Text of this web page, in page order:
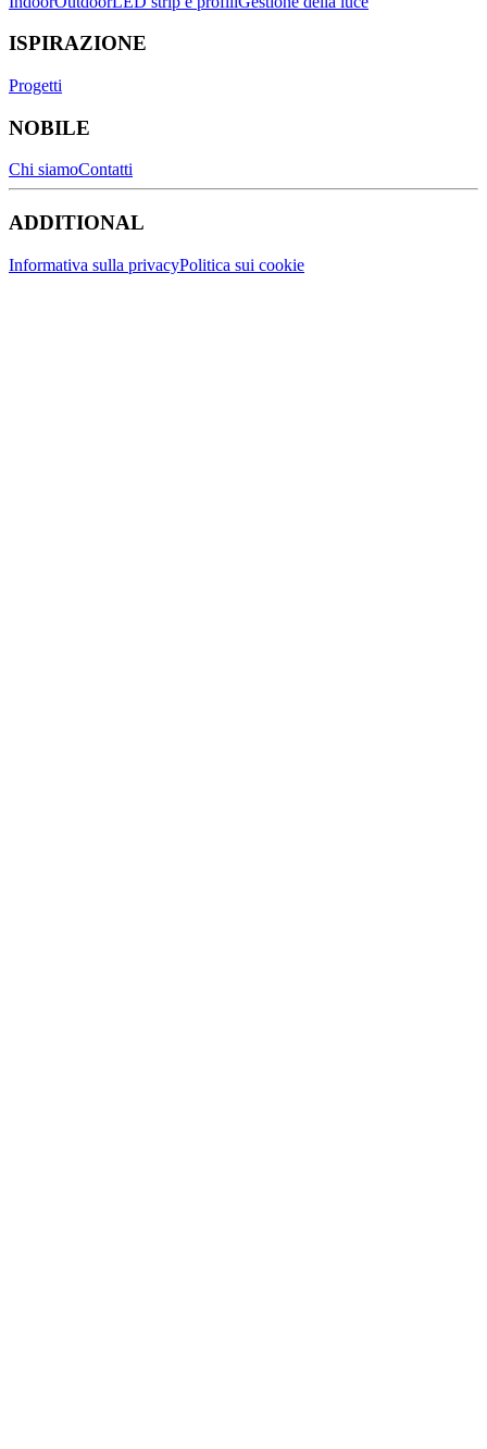
ISPIRAZIONE
Progetti
NOBILE
Chi siamoContatti
ADDITIONAL
Informativa sulla privacyPolitica sui cookie